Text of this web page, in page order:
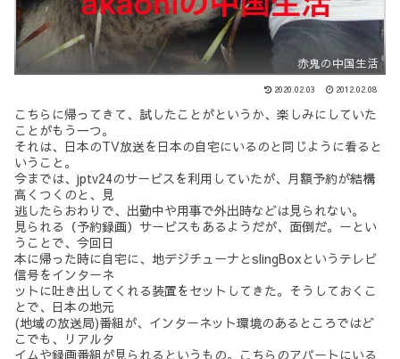
赤鬼の中国生活
2020.02.03 2012.02.08
こちらに帰ってきて、試したことがというか、楽しみにしていた
ことがもう一つ。
それは、日本のTV放送を日本の自宅にいるのと同じように看ると
いうこと。
今までは、jptv24のサービスを利用していたが、月額予約が結構
高くつくのと、見
逃したらおわりで、出勤中や用事で外出時などは見られない。
見られる（予約録画）サービスもあるようだが、面倒だ。ーとい
うことで、今回日
本に帰った時に自宅に、地デジチューナとslingBoxというテレビ
信号をインターネ
ットに吐き出してくれる装置をセットしてきた。そうしておくこ
とで、日本の地元
(地域の放送局)番組が、インターネット環境のあるところではど
こでも、リアルタ
イムや録画番組が見られるというもの。こちらのアパートにいる